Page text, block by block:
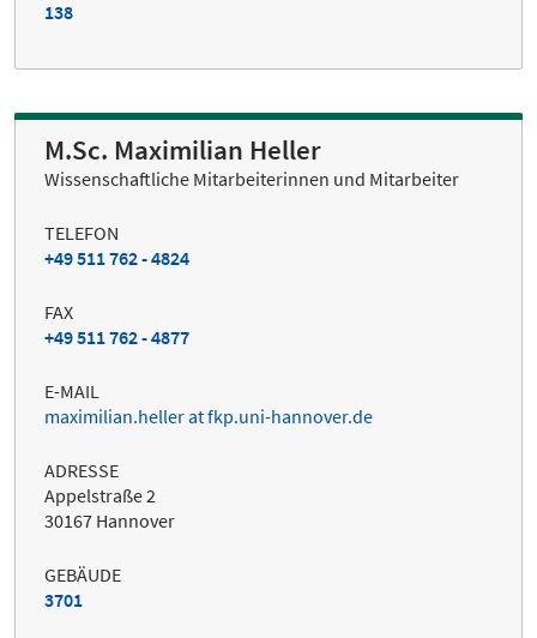
138
M.Sc. Maximilian Heller
Wissenschaftliche Mitarbeiterinnen und Mitarbeiter
TELEFON
+49 511 762 - 4824
FAX
+49 511 762 - 4877
E-MAIL
maximilian.heller at fkp.uni-hannover.de
ADRESSE
Appelstraße 2
30167 Hannover
GEBÄUDE
3701